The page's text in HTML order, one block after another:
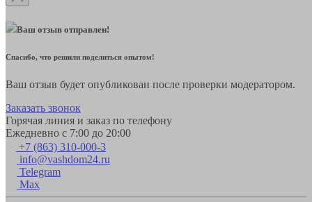
Ваш отзыв отправлен!
Спасибо, что решили поделиться опытом!
Ваш отзыв будет опубликован после проверки модератором.
Заказать звонок
Горячая линия и заказ по телефону
Ежедневно с 7:00 до 20:00
+7 (863) 310-000-3
info@vashdom24.ru
Telegram
Max